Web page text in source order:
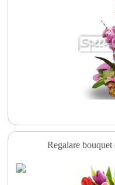
Regalare